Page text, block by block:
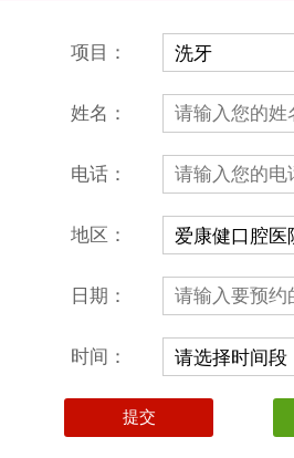
营业时间：9:00-18:00
（节假日照常上班）
微信线上预约：aikangjian1995
微信小程序：爱康健齿科
本网站信息仅供参考，不作为诊疗及医疗根据
深圳爱康健口腔医院版权所有 粤ICP备12058131号-2
粤(B)广[2026]第07-22-878号
项目：
姓名：
电话：
地区：
日期：
时间：